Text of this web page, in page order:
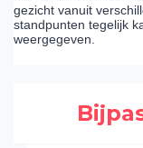
gezicht vanuit
standpunten tegelijk
weergegeven.